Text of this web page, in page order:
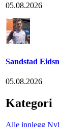
05.08.2026
Sandstad
05.08.2026
Kategori
Alle innlegg